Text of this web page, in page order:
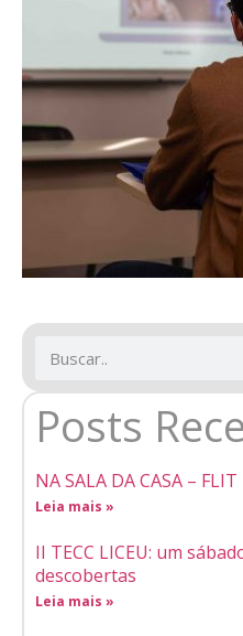
Posts
NA SALA DA CASA –
Leia mais »
II TECC LICEU: um
descobertas
Leia mais »